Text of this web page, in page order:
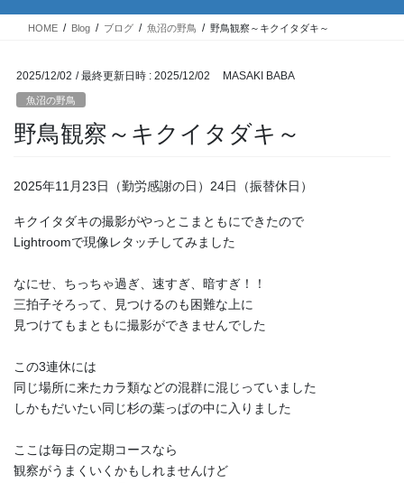
HOME Blog ブログ 魚沼の野鳥 野鳥観察～キクイタダキ～
2025/12/02 / 最終更新日時 : 2025/12/02 MASAKI BABA
魚沼の野鳥
野鳥観察～キクイタダキ～
2025年11月23日（勤労感謝の日）24日（振替休日）
キクイタダキの撮影がやっとこまともにできたので
Lightroomで現像レタッチしてみました
なにせ、ちっちゃ過ぎ、速すぎ、暗すぎ！！
三拍子そろって、見つけるのも困難な上に
見つけてもまともに撮影ができませんでした
この3連休には
同じ場所に来たカラ類などの混群に混じっていました
しかもだいたい同じ杉の葉っぱの中に入りました
ここは毎日の定期コースなら
観察がうまくいくかもしれませんけど